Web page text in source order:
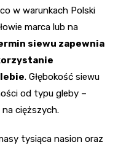
w warunkach Polski
marca lub na
siewu zapewnia
. Głębokość siewu
od typu gleby –
na cięższych.
tysiąca nasion oraz